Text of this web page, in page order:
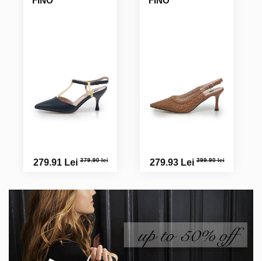
279.91 Lei379.90 lei 279.93 Lei399.90 lei